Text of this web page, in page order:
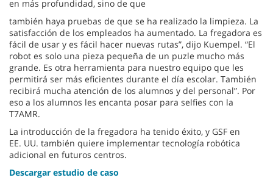
en más profundidad, sino de que
también haya pruebas de que se ha realizado la limpieza. La
satisfacción de los empleados ha aumentado. La fregadora es
fácil de usar y es fácil hacer nuevas rutas”, dijo Kuempel. “El
robot es solo una pieza pequeña de un puzle mucho más
grande. Es otra herramienta para nuestro equipo que les
permitirá ser más eficientes durante el día escolar. También
recibirá mucha atención de los alumnos y del personal”. Por
eso a los alumnos les encanta posar para selfies con la
T7AMR.
La introducción de la fregadora ha tenido éxito, y GSF en
EE. UU. también quiere implementar tecnología robótica
adicional en futuros centros.
Descargar estudio de caso